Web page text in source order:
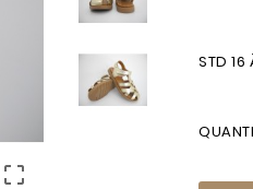

STD 16